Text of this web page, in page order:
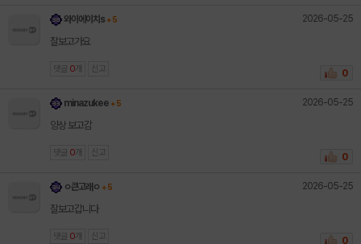
와이에이치s + 5 2026-05-25
잘보고가요
댓글 0 개 신고 0
minazukee + 5 2026-05-25
양상 보고감
댓글 0 개 신고 0
ㅇ큰고래ㅇ + 5 2026-05-25
잘보고갑니다
댓글 0 개 신고 0